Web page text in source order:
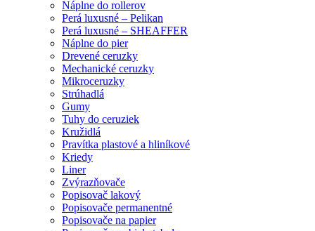
Náplne do rollerov
Perá luxusné – Pelikan
Perá luxusné – SHEAFFER
Náplne do pier
Drevené ceruzky
Mechanické ceruzky
Mikroceruzky
Strúhadlá
Gumy
Tuhy do ceruziek
Kružidlá
Pravítka plastové a hliníkové
Kriedy
Liner
Zvýrazňovače
Popisovač lakový
Popisovače permanentné
Popisovače na papier